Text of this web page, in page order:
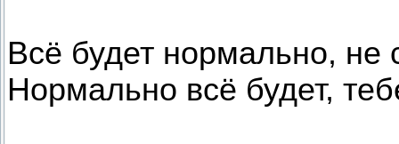
Всё будет нормально, не
Нормально всё будет,